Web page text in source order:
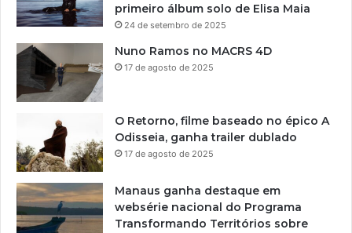
primeiro álbum solo de Elisa Maia
24 de setembro de 2025
Nuno Ramos no MACRS 4D
17 de agosto de 2025
O Retorno, filme baseado no épico A
Odisseia, ganha trailer dublado
17 de agosto de 2025
Manaus ganha destaque em
websérie nacional do Programa
Transformando Territórios sobre